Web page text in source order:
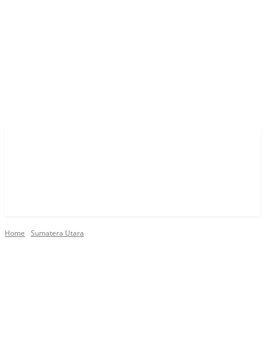
Home Sumatera Utara